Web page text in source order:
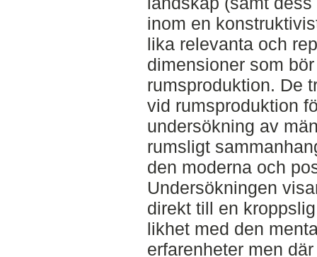
inom en
lika relevanta och
dimensioner som
rumsproduktion. De
vid rumsproduktion
undersökning av
rumsligt
den moderna och
Undersökningen
direkt till en
likhet med den
erfarenheter men